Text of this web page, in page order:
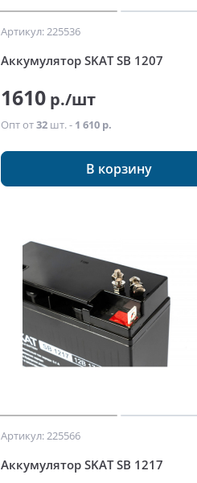
Артикул: 225536
Аккумулятор SKAT SB 1207
1610р./шт
Опт от32шт. - 1 610 р.
В корзину
Артикул: 225566
Аккумулятор SKAT SB 1217